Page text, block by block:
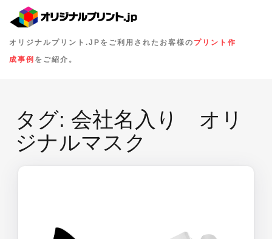
オリジナルプリント.JPをご利用されたお客様の プリント作
成事例 をご紹介。
タグ: 会社名入り オリ
ジナルマスク